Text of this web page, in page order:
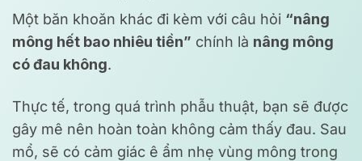
Một băn khoăn khác đi kèm với câu hỏi “nâng
mông hết bao nhiêu tiền” chính là nâng mông
có đau không.
Thực tế, trong quá trình phẫu thuật, bạn sẽ được
gây mê nên hoàn toàn không cảm thấy đau. Sau
mổ, sẽ có cảm giác ê ẩm nhẹ vùng mông trong